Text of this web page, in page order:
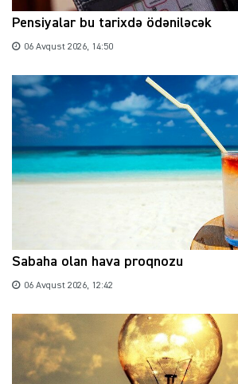
Pensiyalar bu tarixdə ödəniləcək
06 Avqust 2026, 14:50
Sabaha olan hava proqnozu
06 Avqust 2026, 12:42